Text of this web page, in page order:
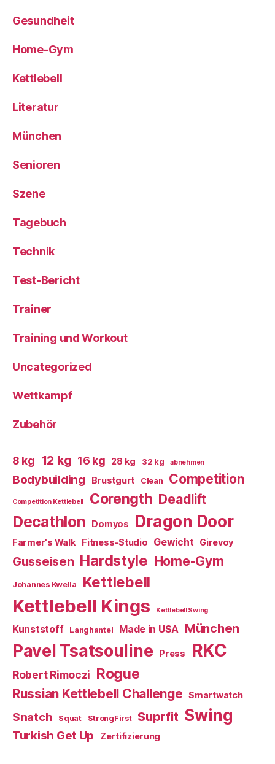
Gesundheit
Home-Gym
Kettlebell
Literatur
München
Senioren
Szene
Tagebuch
Technik
Test-Bericht
Trainer
Training und Workout
Uncategorized
Wettkampf
Zubehör
8 kg 12 kg 16 kg 28 kg 32 kg abnehmen
Bodybuilding Brustgurt Clean Competition
Competition Kettlebell Corength Deadlift
Decathlon Domyos Dragon Door
Farmer's Walk Fitness-Studio Gewicht Girevoy
Gusseisen Hardstyle Home-Gym
Johannes Kwella Kettlebell
Kettlebell Kings Kettlebell Swing
Kunststoff Langhantel Made in USA München
Pavel Tsatsouline Press RKC
Robert Rimoczi Rogue
Russian Kettlebell Challenge Smartwatch
Snatch Squat StrongFirst Suprfit Swing
Turkish Get Up Zertifizierung